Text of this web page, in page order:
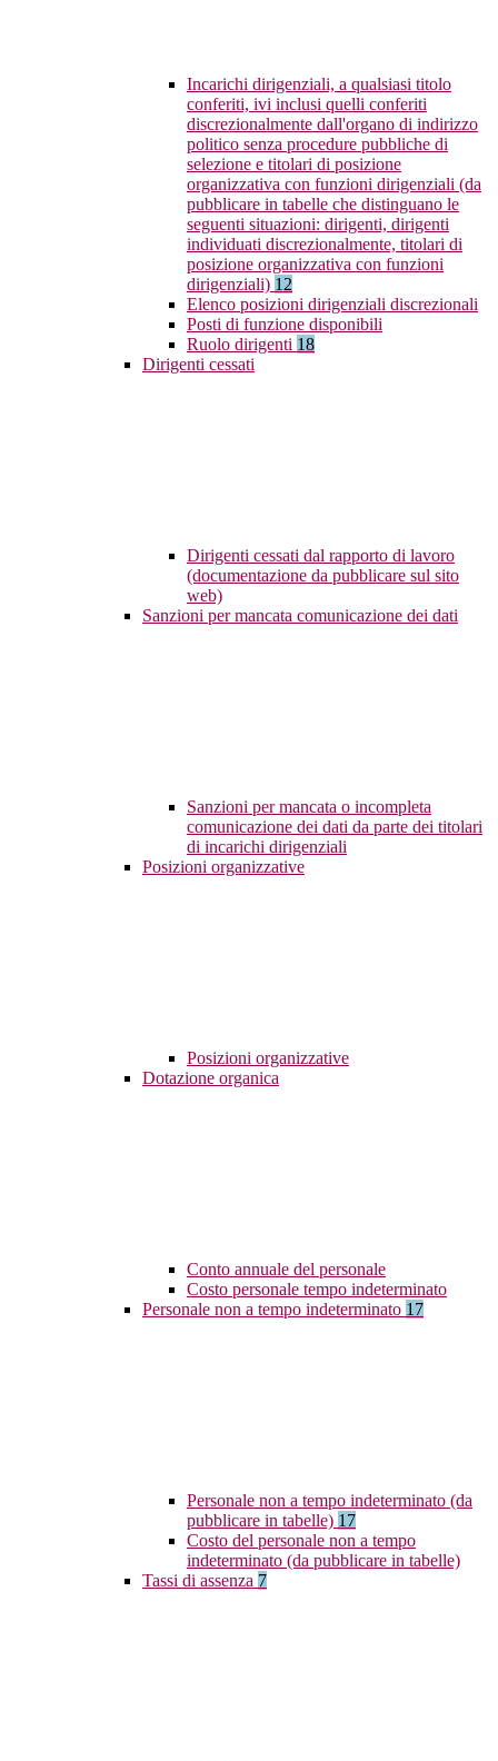
Incarichi dirigenziali, a qualsiasi titolo
conferiti, ivi inclusi quelli conferiti
discrezionalmente dall'organo di indirizzo
politico senza procedure pubbliche di
selezione e titolari di posizione
organizzativa con funzioni dirigenziali (da
pubblicare in tabelle che distinguano le
seguenti situazioni: dirigenti, dirigenti
individuati discrezionalmente, titolari di
posizione organizzativa con funzioni
dirigenziali) 12
Elenco posizioni dirigenziali discrezionali
Posti di funzione disponibili
Ruolo dirigenti 18
Dirigenti cessati
Dirigenti cessati dal rapporto di lavoro
(documentazione da pubblicare sul sito
web)
Sanzioni per mancata comunicazione dei dati
Sanzioni per mancata o incompleta
comunicazione dei dati da parte dei titolari
di incarichi dirigenziali
Posizioni organizzative
Posizioni organizzative
Dotazione organica
Conto annuale del personale
Costo personale tempo indeterminato
Personale non a tempo indeterminato 17
Personale non a tempo indeterminato (da
pubblicare in tabelle) 17
Costo del personale non a tempo
indeterminato (da pubblicare in tabelle)
Tassi di assenza 7